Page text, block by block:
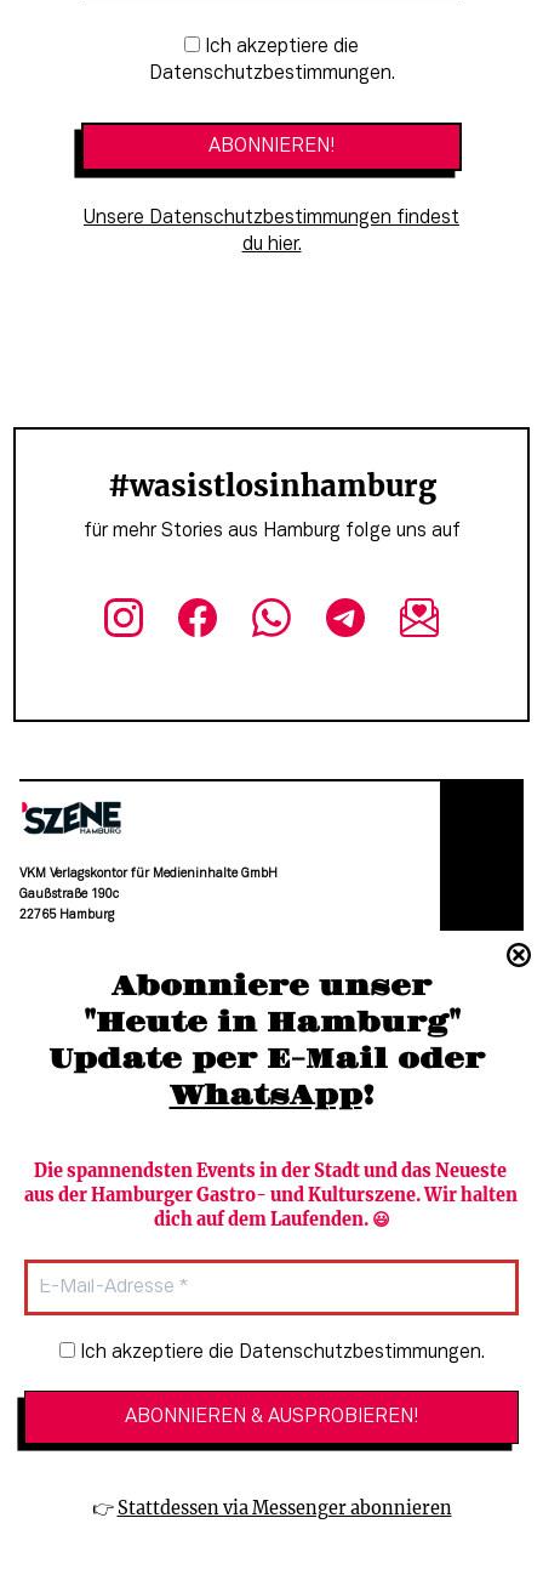
Abonniere unser
"Heute in Hamburg"
Update per E-Mail oder
WhatsApp!
Die spannendsten Events in der Stadt und das Neueste
aus der Hamburger Gastro- und Kulturszene. Wir halten
dich auf dem Laufenden. 😃
Newsletter-Anmeldung
Ich akzeptiere die Datenschutzbestimmungen.
👉 Stattdessen via Messenger abonnieren
Newsletter-Anmeldung
Datenschutzbestimmungen.
Unsere Datenschutzbestimmungen findest
du hier.
#wasistlosinhamburg
für mehr Stories aus Hamburg folge uns auf
VKM Verlagskontor für Medieninhalte GmbH
Gaußstraße 190c
22765 Hamburg
moc.grubmah-enezs@ofni
Newsletter abonnieren
HAMBURG PUR
🔗 Kinoprogramm
Verlag
Datenschutzbestimmungen